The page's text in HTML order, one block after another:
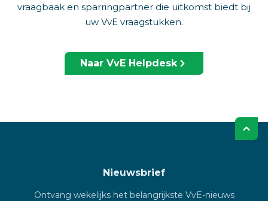
vraagbaak en sparringpartner die uitkomst biedt bij
uw VvE vraagstukken.
Naar VvE Helpdesk
Nieuwsbrief
Ontvang wekelijks het belangrijkste VvE-nieuws